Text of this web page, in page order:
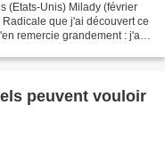
(Etats-Unis) Milady (février
que j'ai découvert ce
remercie grandement : j'ai
peuvent vouloir